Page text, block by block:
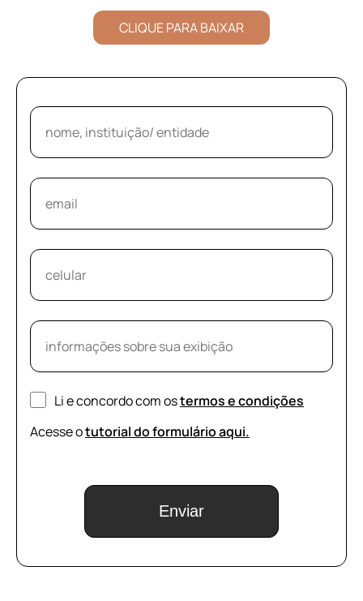
CLIQUE PARA BAIXAR
Li e concordo com ostermos e condições
Acesse otutorial do formulário aqui.
Enviar